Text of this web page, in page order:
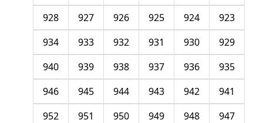
923
924
925
926
927
928
929
930
931
932
933
934
935
936
937
938
939
940
941
942
943
944
945
946
947
948
949
950
951
952